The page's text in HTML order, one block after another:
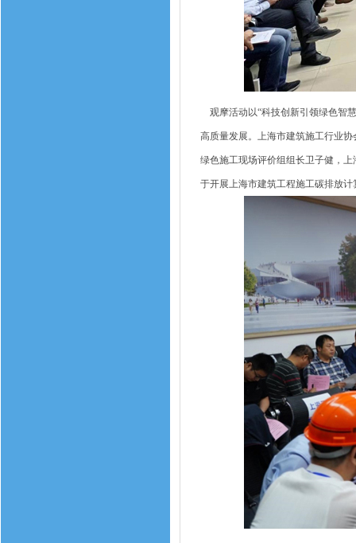
观摩活动以“科技创新引领绿色智
高质量发展。上海市建筑施工行业
绿色施工现场评价组组长卫子健，
于开展上海市建筑工程施工碳排放